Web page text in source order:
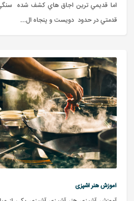
اما قديمي ترين اجاق هاي کشف شده
قدمتي در حدود دويست و پنجاه ال...
آموزش هنر اشپزی